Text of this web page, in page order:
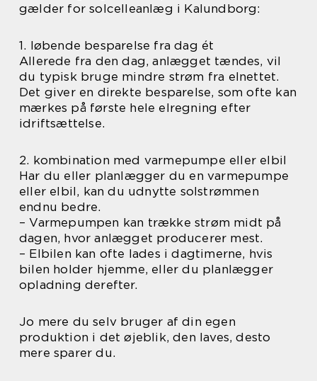
gælder for solcelleanlæg i Kalundborg:
1. løbende besparelse fra dag ét
Allerede fra den dag, anlægget tændes, vil
du typisk bruge mindre strøm fra elnettet.
Det giver en direkte besparelse, som ofte kan
mærkes på første hele elregning efter
idriftsættelse.
2. kombination med varmepumpe eller elbil
Har du eller planlægger du en varmepumpe
eller elbil, kan du udnytte solstrømmen
endnu bedre.
– Varmepumpen kan trække strøm midt på
dagen, hvor anlægget producerer mest.
– Elbilen kan ofte lades i dagtimerne, hvis
bilen holder hjemme, eller du planlægger
opladning derefter.
Jo mere du selv bruger af din egen
produktion i det øjeblik, den laves, desto
mere sparer du.